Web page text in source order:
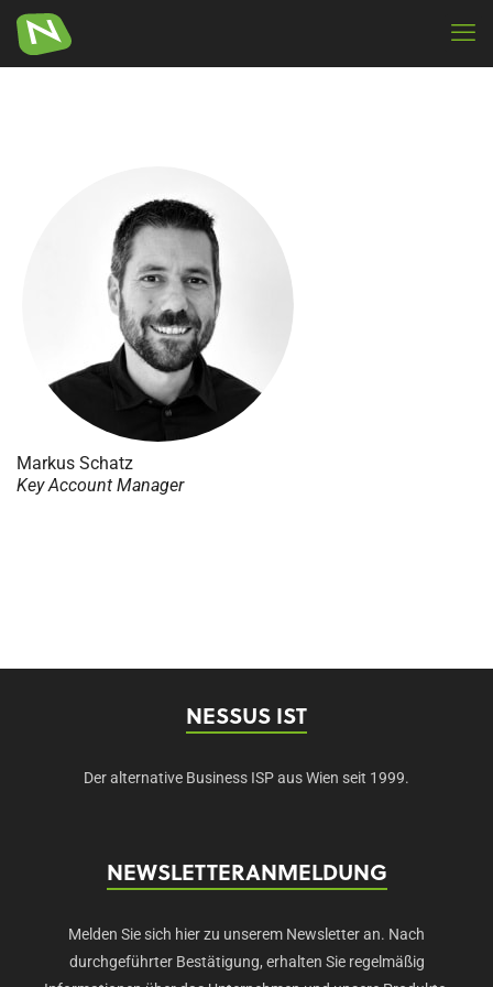
Markus Schatz
Key Account Manager
NESSUS IST
Der alternative Business ISP aus Wien seit 1999.
NEWSLETTERANMELDUNG
Melden Sie sich hier zu unserem Newsletter an. Nach
durchgeführter Bestätigung, erhalten Sie regelmäßig